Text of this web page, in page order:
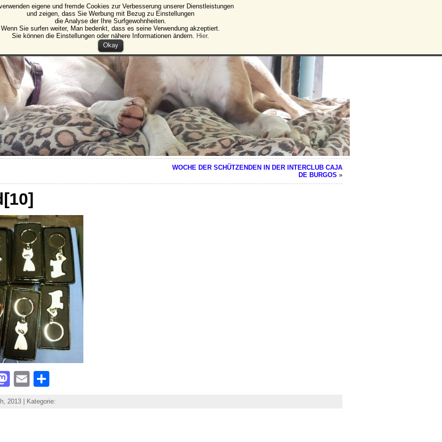
Animales de Burgos
von Tieren und Pflanzen Burgos
WOCHE DER SCHÜTZENDEN IN DER INTERCLUB CAJA
DE BURGOS »
Mastodon
Email
2013 | Kategorie:
eigene und fremde Cookies zur Verbesserung unserer Dienstleistungen
und zeigen, dass Sie Werbung mit Bezug zu Einstellungen
die Analyse der Ihre Surfgewohnheiten.
Wenn Sie surfen weiter, Man bedenkt, dass es seine Verwendung akzeptiert.
Sie können die Einstellungen oder nähere Informationen ändern. Hier.
Okay